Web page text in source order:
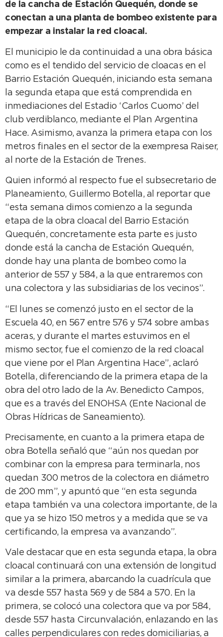
de la cancha de Estación Quequén, donde se
conectan a una planta de bombeo existente para
empezar a instalar la red cloacal.
El municipio le da continuidad a una obra básica
como es el tendido del servicio de cloacas en el
Barrio Estación Quequén, iniciando esta semana
la segunda etapa que está comprendida en
inmediaciones del Estadio ‘Carlos Cuomo’ del
club verdiblanco, mediante el Plan Argentina
Hace. Asimismo, avanza la primera etapa con los
metros finales en el sector de la exempresa Raiser,
al norte de la Estación de Trenes.
Quien informó al respecto fue el subsecretario de
Planeamiento, Guillermo Botella, al reportar que
“esta semana dimos comienzo a la segunda
etapa de la obra cloacal del Barrio Estación
Quequén, concretamente esta parte es justo
donde está la cancha de Estación Quequén,
donde hay una planta de bombeo como la
anterior de 557 y 584, a la que entraremos con
una colectora y las subsidiarias de los vecinos”.
“El lunes se comenzó justo en el sector de la
Escuela 40, en 567 entre 576 y 574 sobre ambas
aceras, y durante el martes estuvimos en el
mismo sector, fue el comienzo de la red cloacal
que viene por el Plan Argentina Hace”, aclaró
Botella, diferenciando de la primera etapa de la
obra del otro lado de la Av. Benedicto Campos,
que es a través del ENOHSA (Ente Nacional de
Obras Hídricas de Saneamiento).
Precisamente, en cuanto a la primera etapa de
obra Botella señaló que “aún nos quedan por
combinar con la empresa para terminarla, nos
quedan 300 metros de la colectora en diámetro
de 200 mm”, y apuntó que “en esta segunda
etapa también va una colectora importante, de la
que ya se hizo 150 metros y a medida que se va
certificando, la empresa va avanzando”.
Vale destacar que en esta segunda etapa, la obra
cloacal continuará con una extensión de longitud
similar a la primera, abarcando la cuadrícula que
va desde 557 hasta 569 y de 584 a 570. En la
primera, se colocó una colectora que va por 584,
desde 557 hasta Circunvalación, enlazando en las
calles perpendiculares con redes domiciliarias, a